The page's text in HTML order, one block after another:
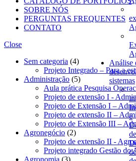
Análise
sistemas
e
SOBRE NÓS
PERGUNTAS FREQUENTES
CONTATO
Close
Sem categoria 44
produtos
Projeto Integrado – Para a
Administração 55
produtos
Aula prática Pesquisa
Projeto de extensão I -
Projeto de Extensão I –
Projeto de extensão II –
Projeto de Extensão III –
Agronegócio 22
produtos
Projeto de extensão II -
Projeto integrado Gestão do
Agronomia 33